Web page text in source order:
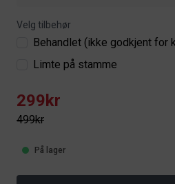
Velg tilbehør
Behandlet (ikke godkjent for
Limte på stamme
299kr
499kr
På lager